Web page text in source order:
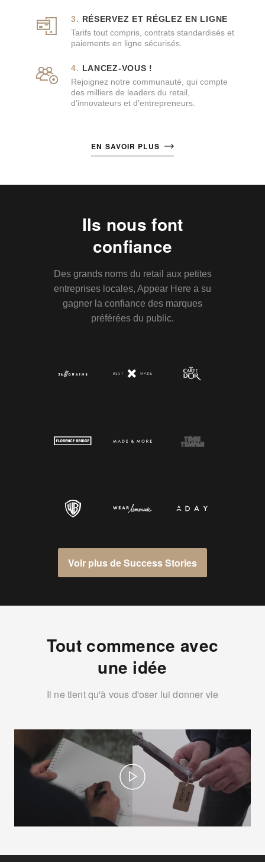
RÉSERVEZ ET RÉGLEZ EN LIGNE
Tarifs tout compris, contrats standardisés et
paiements en ligne sécurisés.
LANCEZ-VOUS !
Rejoignez notre communauté, qui compte
des milliers de leaders du retail,
d’innovateurs et d’entrepreneurs.
EN SAVOIR PLUS
Ils nous font
confiance
Des grands noms du retail aux petites
entreprises locales, Appear Here a su
gagner la confiance des marques
préférées du public.
Voir plus de Success Stories
Tout commence avec
une idée
Il ne tient qu'à vous d'oser lui donner vie
Play